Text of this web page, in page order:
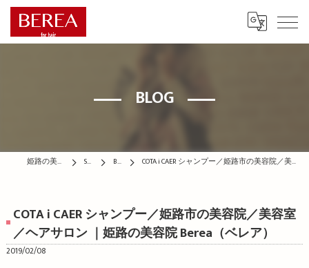
BLOG
姫路の美容院はBEREA STAFF BLOG COTA i CAER シャンプー／姫路市の美容院／美容室／ヘアサロン ｜姫路の美容院 Berea（ベレア）
COTA i CAER シャンプー／姫路市の美容院／美容室
／ヘアサロン ｜姫路の美容院 Berea（ベレア）
2019/02/08